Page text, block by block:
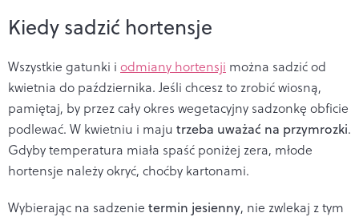
Kiedy sadzić hortensje
Wszystkie gatunki i odmiany hortensji można sadzić od
kwietnia do października. Jeśli chcesz to zrobić wiosną,
pamiętaj, by przez cały okres wegetacyjny sadzonkę obficie
podlewać. W kwietniu i maju trzeba uważać na przymrozki.
Gdyby temperatura miała spaść poniżej zera, młode
hortensje należy okryć, choćby kartonami.
Wybierając na sadzenie termin jesienny, nie zwlekaj z tym